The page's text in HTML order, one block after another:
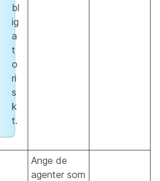
bl
ig
a
t
o
ri
s
k
t.
Ange de
agenter som